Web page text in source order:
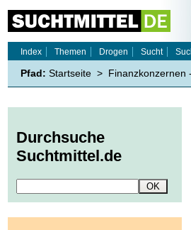
Index
Themen Drogen Sucht
Pfad: Startseite > Finanzkonzernen
Durchsuche
Suchtmittel.de